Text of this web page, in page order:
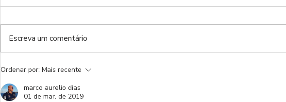
Saunders marca no ultimo
Escreva um comentário
Ordenar por: Mais recente
marco aurelio dias
01 de mar. de 2019